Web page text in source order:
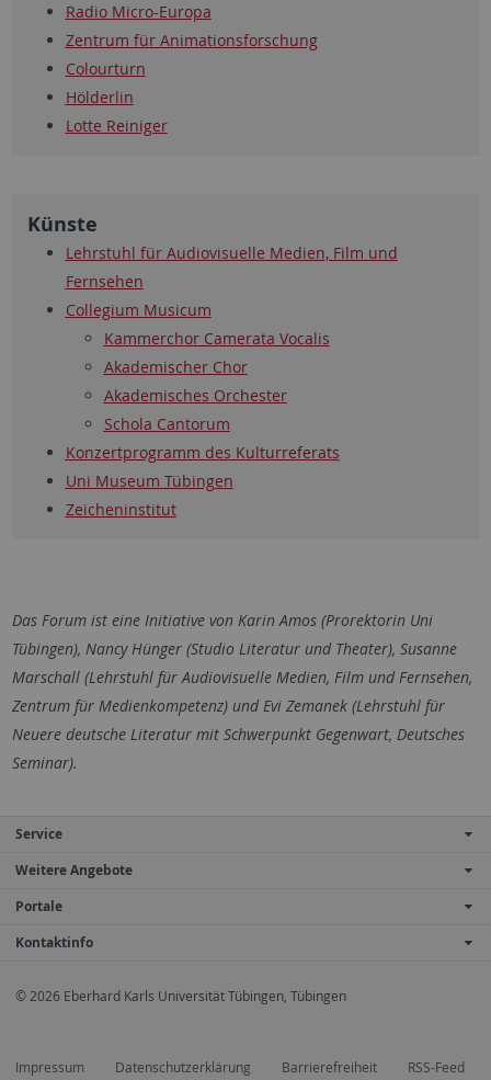
Radio Micro-Europa
Zentrum für Animationsforschung
Colourturn
Hölderlin
Lotte Reiniger
Künste
Lehrstuhl für Audiovisuelle Medien, Film und
Fernsehen
Collegium Musicum
Kammerchor Camerata Vocalis
Akademischer Chor
Akademisches Orchester
Schola Cantorum
Konzertprogramm des Kulturreferats
Uni Museum Tübingen
Zeicheninstitut
Das Forum ist eine Initiative von Karin Amos (Prorektorin Uni
Tübingen), Nancy Hünger (Studio Literatur und Theater), Susanne
Marschall (Lehrstuhl für Audiovisuelle Medien, Film und Fernsehen,
Zentrum für Medienkompetenz) und Evi Zemanek (Lehrstuhl für
Neuere deutsche Literatur mit Schwerpunkt Gegenwart, Deutsches
Seminar).
Service
Weitere Angebote
Portale
Kontaktinfo
© 2026 Eberhard Karls Universität Tübingen, Tübingen
Impressum Datenschutzerklärung Barrierefreiheit RSS-Feed